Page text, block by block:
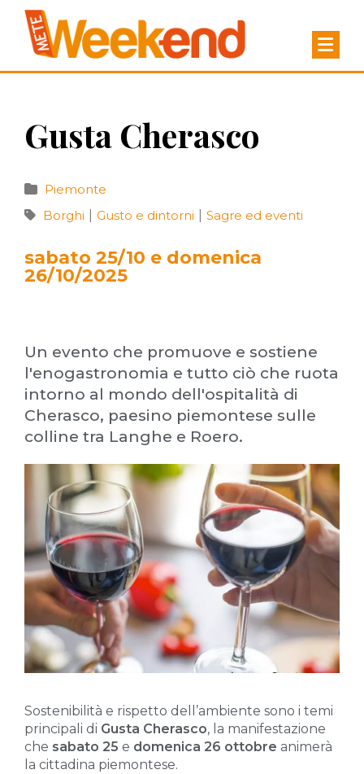
Gusta Cherasco
Piemonte
Borghi
Gusto e dintorni Sagre ed eventi
sabato 25/10 e domenica
26/10/2025
Un evento che promuove e sostiene
l'enogastronomia e tutto ciò che ruota
intorno al mondo dell'ospitalità di
Cherasco, paesino piemontese sulle
colline tra Langhe e Roero.
Sostenibilità e rispetto dell’ambiente sono i temi
principali di Gusta Cherasco, la manifestazione
che sabato 25 e domenica 26 ottobre animerà
la cittadina piemontese.